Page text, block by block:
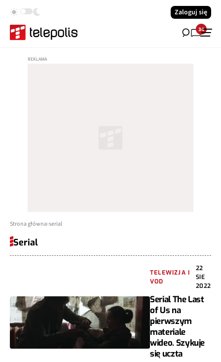
Zaloguj się
34
Strona główna serial
Serial
TELEWIZJA I
VOD
22
SIE
2022
Serial The Last
of Us na
pierwszym
materiale
wideo. Szykuje
się uczta